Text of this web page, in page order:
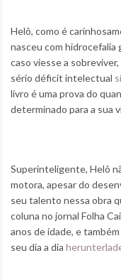
Helô, como é
nasceu com hidrocefalia
caso viesse a
sério déficit intelectual
livro é uma prova do
determinado para a sua
Superinteligente, Helô
motora, apesar do
seu talento nessa obra
coluna no jornal Folha
anos de idade, e
seu dia a dia